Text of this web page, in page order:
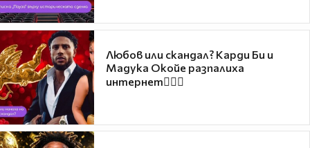
Любов или скандал? Карди Би и
Мадука Окойе разпалиха
интернет❤️‍🔥🔥